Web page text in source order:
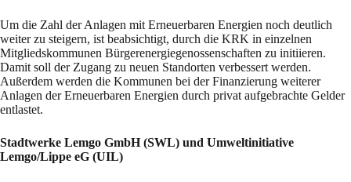
Um die Zahl der Anlagen mit Erneuerbaren Energien noch deutlich
weiter zu steigern, ist beabsichtigt, durch die KRK in einzelnen
Mitgliedskommunen Bürgerenergiegenossenschaften zu initiieren.
Damit soll der Zugang zu neuen Standorten verbessert werden.
Außerdem werden die Kommunen bei der Finanzierung weiterer
Anlagen der Erneuerbaren Energien durch privat aufgebrachte Gelder
entlastet.
Stadtwerke Lemgo GmbH (SWL) und Umweltinitiative
Lemgo/Lippe eG (UIL)